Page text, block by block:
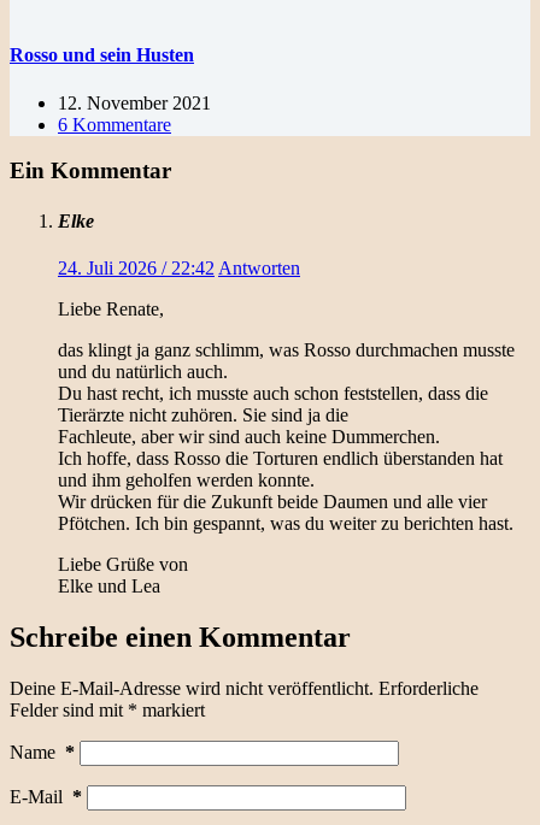
Rosso und sein Husten
12. November 2021
6 Kommentare
Ein Kommentar
Elke
24. Juli 2026 / 22:42 Antworten
Liebe Renate,
das klingt ja ganz schlimm, was Rosso durchmachen musste
und du natürlich auch.
Du hast recht, ich musste auch schon feststellen, dass die
Tierärzte nicht zuhören. Sie sind ja die
Fachleute, aber wir sind auch keine Dummerchen.
Ich hoffe, dass Rosso die Torturen endlich überstanden hat
und ihm geholfen werden konnte.
Wir drücken für die Zukunft beide Daumen und alle vier
Pfötchen. Ich bin gespannt, was du weiter zu berichten hast.
Liebe Grüße von
Elke und Lea
Schreibe einen Kommentar
Deine E-Mail-Adresse wird nicht veröffentlicht. Erforderliche
Felder sind mit * markiert
Name *
E-Mail *